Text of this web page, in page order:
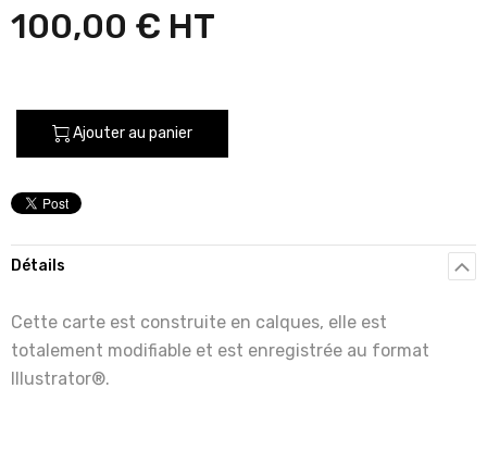
100,00 €
Ajouter au panier
Détails
Cette carte est construite en calques, elle est
totalement modifiable et est enregistrée au format
Illustrator®.